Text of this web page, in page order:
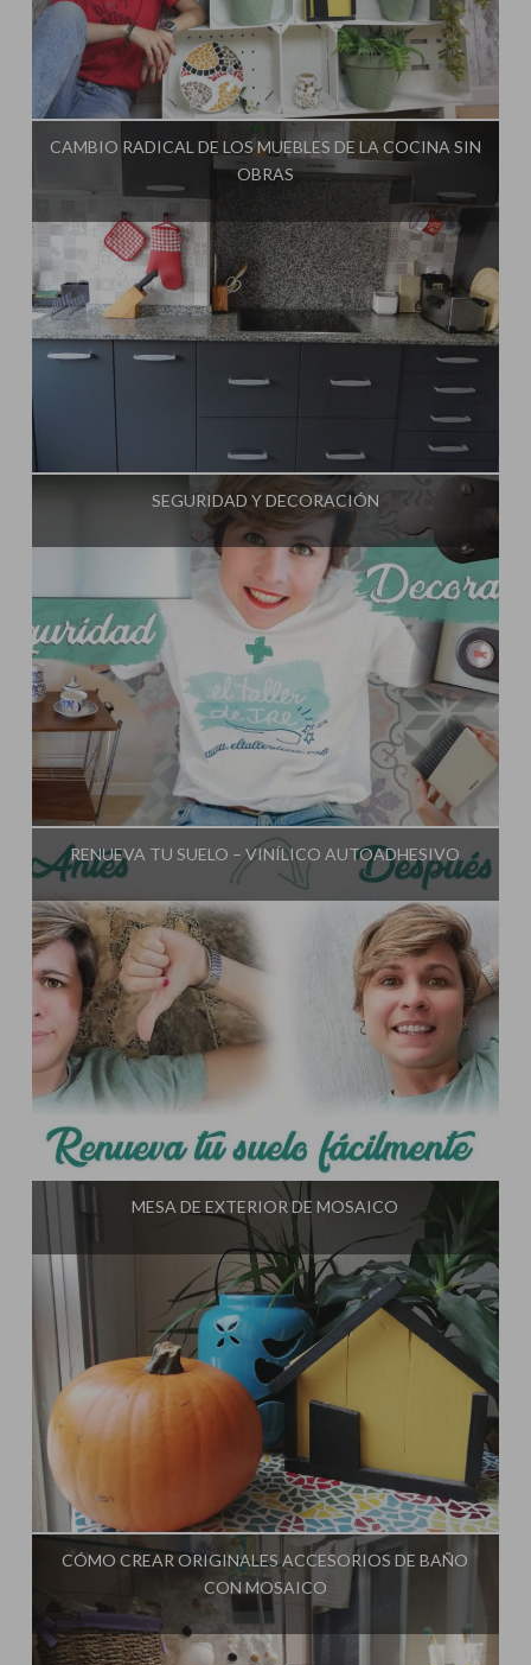
Influencer:El Taller de Ire
CAMBIO RADICAL DE LOS MUEBLES DE LA COCINA SIN
OBRAS
SEGURIDAD Y DECORACIÓN
Influencer:El Taller de Ire
RENUEVA TU SUELO – VINÍLICO AUTOADHESIVO
Influencer:El Taller de Ire
MESA DE EXTERIOR DE MOSAICO
Influencer:El Taller de Ire
CÓMO CREAR ORIGINALES ACCESORIOS DE BAÑO
CON MOSAICO